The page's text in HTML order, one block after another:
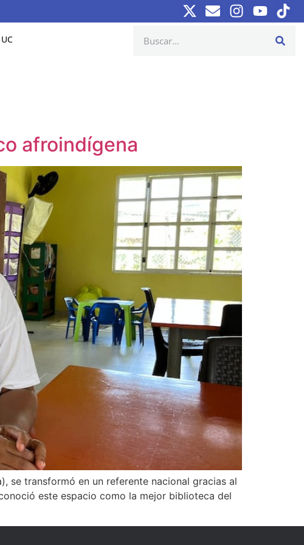
afroindígena‎
se transformó en un referente nacional gracias al
este espacio como la mejor biblioteca del